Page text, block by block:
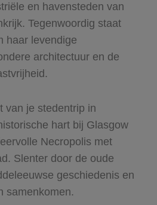
en havensteden van
Tegenwoordig staat
haar levendige
architectuur en de
van je stedentrip in
hart bij Glasgow
Necropolis met
Slenter door de oude
geschiedenis en
samenkomen.